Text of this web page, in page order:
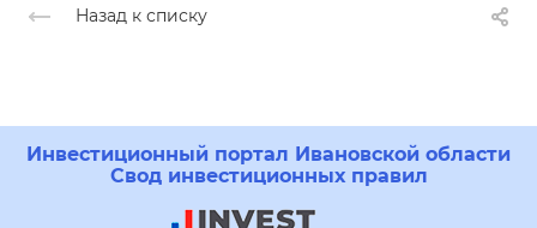
Назад к списку
Инвестиционный портал Ивановской области
Свод инвестиционных правил